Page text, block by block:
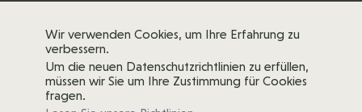
Wir verwenden Cookies, um Ihre Erfahrung zu
verbessern.
Um die neuen Datenschutzrichtlinien zu erfüllen,
müssen wir Sie um Ihre Zustimmung für Cookies
fragen.